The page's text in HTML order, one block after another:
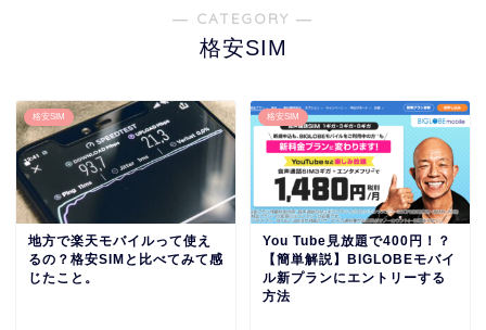
― CATEGORY ―
格安SIM
格安SIM
地方で楽天モバイルって使え
るの？格安SIMと比べてみて感
じたこと。
格安SIM
You Tube見放題で400円！？
【簡単解説】BIGLOBEモバイ
ル新プランにエントリーする
方法